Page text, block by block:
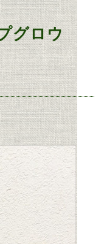
グロウ